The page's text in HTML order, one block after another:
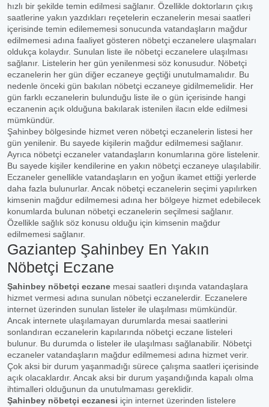
hızlı bir şekilde temin edilmesi sağlanır. Özellikle doktorların çıkış
saatlerine yakın yazdıkları reçetelerin eczanelerin mesai saatleri
içerisinde temin edilememesi sonucunda vatandaşların mağdur
edilmemesi adına faaliyet gösteren nöbetçi eczanelere ulaşmaları
oldukça kolaydır. Sunulan liste ile nöbetçi eczanelere ulaşılması
sağlanır. Listelerin her gün yenilenmesi söz konusudur. Nöbetçi
eczanelerin her gün diğer eczaneye geçtiği unutulmamalıdır. Bu
nedenle önceki gün bakılan nöbetçi eczaneye gidilmemelidir. Her
gün farklı eczanelerin bulunduğu liste ile o gün içerisinde hangi
eczanenin açık olduğuna bakılarak istenilen ilacın elde edilmesi
mümkündür.
Şahinbey bölgesinde hizmet veren nöbetçi eczanelerin listesi her
gün yenilenir. Bu sayede kişilerin mağdur edilmemesi sağlanır.
Ayrıca nöbetçi eczaneler vatandaşların konumlarına göre listelenir.
Bu sayede kişiler kendilerine en yakın nöbetçi eczaneye ulaşılabilir.
Eczaneler genellikle vatandaşların en yoğun ikamet ettiği yerlerde
daha fazla bulunurlar. Ancak nöbetçi eczanelerin seçimi yapılırken
kimsenin mağdur edilmemesi adına her bölgeye hizmet edebilecek
konumlarda bulunan nöbetçi eczanelerin seçilmesi sağlanır.
Özellikle sağlık söz konusu olduğu için kimsenin mağdur
edilmemesi sağlanır.
Gaziantep Şahinbey En Yakın
Nöbetçi Eczane
Şahinbey nöbetçi eczane mesai saatleri dışında vatandaşlara
hizmet vermesi adına sunulan nöbetçi eczanelerdir. Eczanelere
internet üzerinden sunulan listeler ile ulaşılması mümkündür.
Ancak internete ulaşılamayan durumlarda mesai saatlerini
sonlandıran eczanelerin kapılarında nöbetçi eczane listeleri
bulunur. Bu durumda o listeler ile ulaşılması sağlanabilir. Nöbetçi
eczaneler vatandaşların mağdur edilmemesi adına hizmet verir.
Çok aksi bir durum yaşanmadığı sürece çalışma saatleri içerisinde
açık olacaklardır. Ancak aksi bir durum yaşandığında kapalı olma
ihtimalleri olduğunun da unutulmaması gereklidir.
Şahinbey nöbetçi eczanesi için internet üzerinden listelere